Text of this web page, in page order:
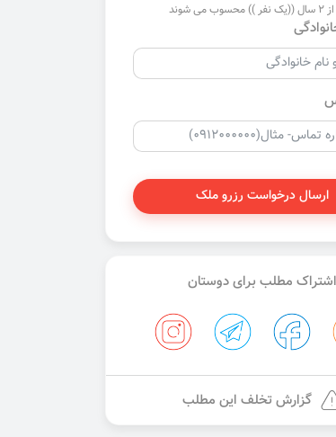
ارسال درخواست رزرو ملک
اشتراک مطلب برای دوستان
گزارش تخلف این مطلب